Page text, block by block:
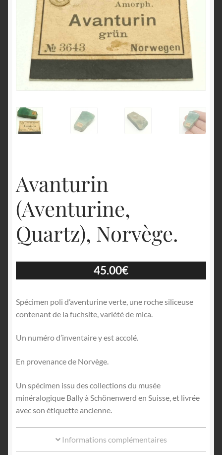
Avanturin
(Aventurine,
Quartz), Norvège.
45.00€
Spécimen poli d’aventurine verte, une roche siliceuse
contenant de la fuchsite, variété de mica.
Un numéro d’inventaire y est accolé.
En provenance de Norvège.
Un spécimen issu des collections du musée
minéralogique Bally à Schönenwerd en Suisse, et livrée
avec son étiquette ancienne.
Informations complémentaires